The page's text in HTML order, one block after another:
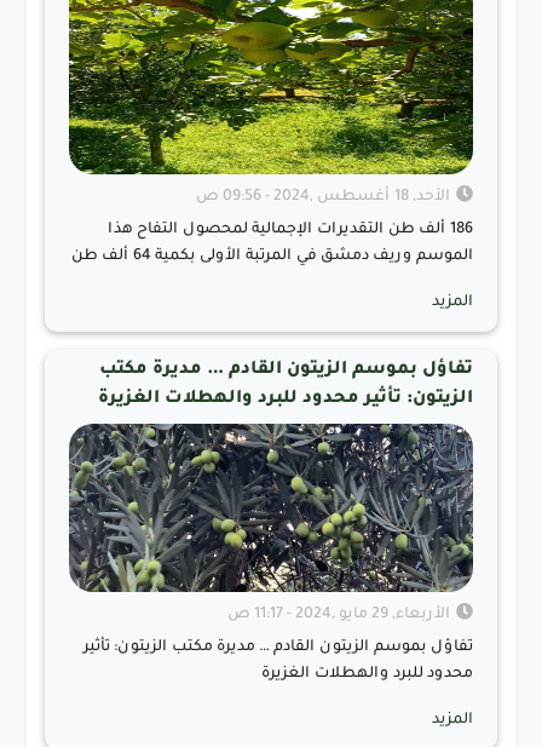
الأحد, 18 أغسطس ,2024 - 09:56 ص
186 ألف طن التقديرات الإجمالية لمحصول التفاح هذا
الموسم وريف دمشق في المرتبة الأولى بكمية 64 ألف طن
المزيد
تفاؤل بموسم الزيتون القادم … مديرة مكتب
الزيتون: تأثير محدود للبرد والهطلات الغزيرة
الأربعاء, 29 مايو ,2024 - 11:17 ص
تفاؤل بموسم الزيتون القادم … مديرة مكتب الزيتون: تأثير
محدود للبرد والهطلات الغزيرة
المزيد